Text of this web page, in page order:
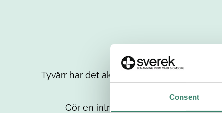
Consent
Tyvärr har det aktuella jobbet tagits bort
Gör en intresseanmälan så